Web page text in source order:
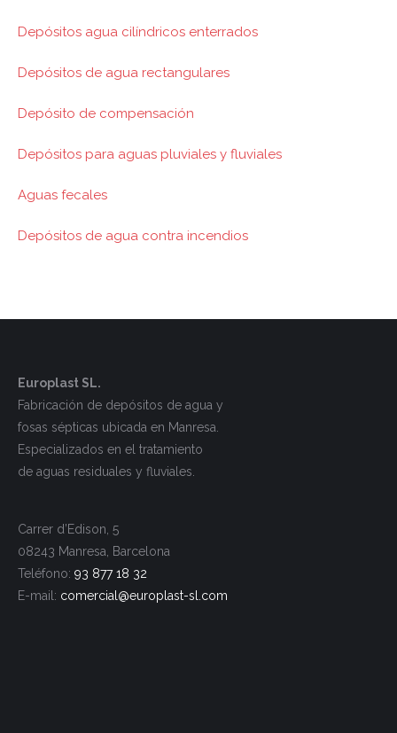
Depósitos agua cilíndricos enterrados
Depósitos de agua rectangulares
Depósito de compensación
Depósitos para aguas pluviales y fluviales
Aguas fecales
Depósitos de agua contra incendios
Europlast SL.
Fabricación de depósitos de agua y
fosas sépticas ubicada en Manresa.
Especializados en el tratamiento
de aguas residuales y fluviales.
Carrer d’Edison, 5
08243 Manresa, Barcelona
Teléfono: 93 877 18 32
E-mail: comercial@europlast-sl.com